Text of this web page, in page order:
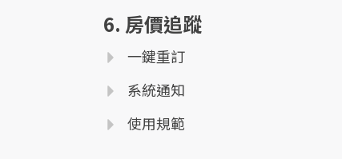
6. 房價追蹤
一鍵重訂
系統通知
使用規範